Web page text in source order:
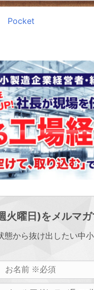
Pocket
火曜日)をメルマ
態から抜け出したい中